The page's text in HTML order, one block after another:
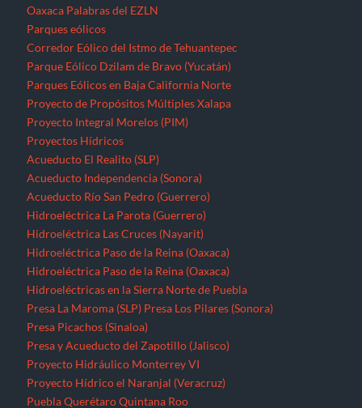
Oaxaca Palabras del EZLN
Parques eólicos
Corredor Eólico del Istmo de Tehuantepec
Parque Eólico Dzilam de Bravo (Yucatán)
Parques Eólicos en Baja California Norte
Proyecto de Propósitos Múltiples Xalapa
Proyecto Integral Morelos (PIM)
Proyectos Hídricos
Acueducto El Realito (SLP)
Acueducto Independencia (Sonora)
Acueducto Río San Pedro (Guerrero)
Hidroeléctrica La Parota (Guerrero)
Hidroeléctrica Las Cruces (Nayarit)
Hidroeléctrica Paso de la Reina (Oaxaca)
Hidroeléctrica Paso de la Reina (Oaxaca)
Hidroeléctricas en la Sierra Norte de Puebla
Presa La Maroma (SLP) Presa Los Pilares (Sonora)
Presa Picachos (Sinaloa)
Presa y Acueducto del Zapotillo (Jalisco)
Proyecto Hidráulico Monterrey VI
Proyecto Hídrico el Naranjal (Veracruz)
Puebla Querétaro Quintana Roo